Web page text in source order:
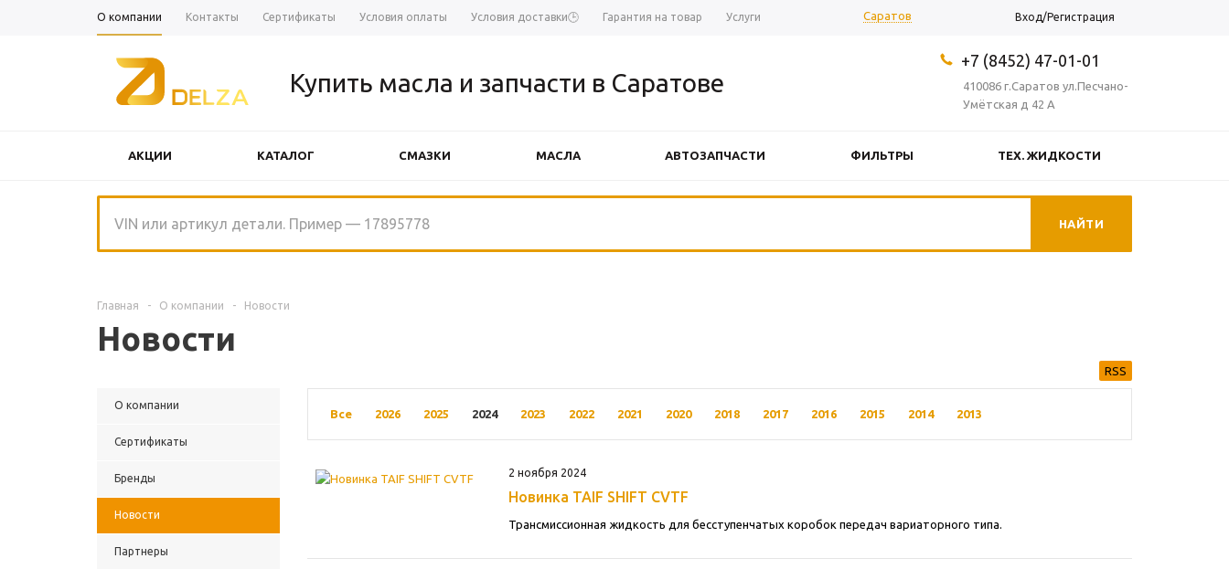
О компании Контакты Сертификаты Условия оплаты Условия доставки🕒 Гарантия на товар Услуги Саратов Вход/Регистрация
Купить масла и запчасти в Саратове
410086 г.Саратов ул.Песчано-
Умётская д 42 А
+7 (8452) 47-01-01
АКЦИИ КАТАЛОГ СМАЗКИ МАСЛА АВТОЗАПЧАСТИ ФИЛЬТРЫ ТЕХ. ЖИДКОСТИ
Главная - О компании - Новости
Новости
О компании
Сертификаты
Бренды
Новости
Партнеры
RSS
Все 2026 2025 2024 2023 2022 2021 2020 2018 2017 2016 2015 2014 2013
2 ноября 2024
Новинка TAIF SHIFT CVTF
Трансмиссионная жидкость для бесступенчатых коробок передач вариаторного типа.